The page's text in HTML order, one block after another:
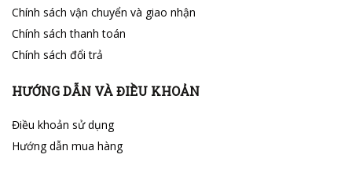
Chính sách vận chuyển và giao nhận
Chính sách thanh toán
Chính sách đổi trả
HƯỚNG DẪN VÀ ĐIỀU KHOẢN
Điều khoản sử dụng
Hướng dẫn mua hàng